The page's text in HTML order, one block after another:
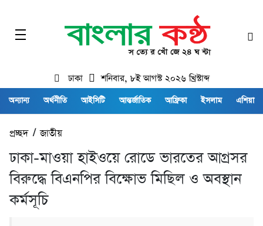
ঢাকা শনিবার, ৮ই আগস্ট ২০২৬ খ্রিস্টাব্দ
অন্যান্য অর্থনীতি আইসিটি আন্তর্জাতিক আফ্রিকা ইসলাম এশিয়া
প্রচ্ছদ/জাতীয়
ঢাকা-মাওয়া হাইওয়ে রোডে ভারতের আগ্রসর
বিরুদ্ধে বিএনপির বিক্ষোভ মিছিল ও অবস্থান
কর্মসূচি